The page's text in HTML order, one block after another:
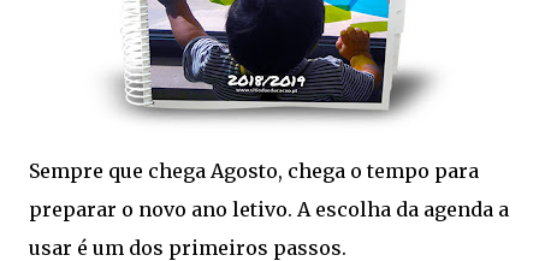
Sempre que chega Agosto, chega o tempo para
preparar o novo ano letivo. A escolha da agenda a
usar é um dos primeiros passos.